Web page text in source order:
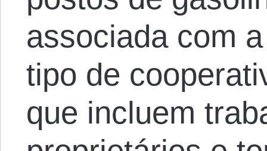
associada com
tipo de
que incluem